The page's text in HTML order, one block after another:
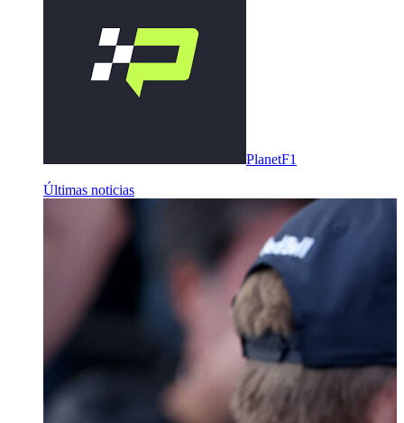
PlanetF1
Últimas noticias